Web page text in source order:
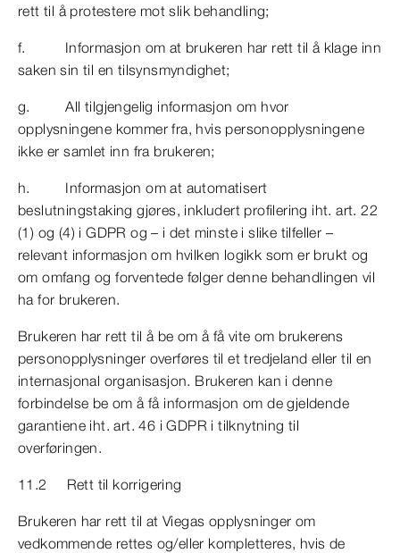
rett til å protestere mot slik behandling;
f. Informasjon om at brukeren har rett til å klage inn
saken sin til en tilsynsmyndighet;
g. All tilgjengelig informasjon om hvor
opplysningene kommer fra, hvis personopplysningene
ikke er samlet inn fra brukeren;
h. Informasjon om at automatisert
beslutningstaking gjøres, inkludert profilering iht. art. 22
(1) og (4) i GDPR og – i det minste i slike tilfeller –
relevant informasjon om hvilken logikk som er brukt og
om omfang og forventede følger denne behandlingen vil
ha for brukeren.
Brukeren har rett til å be om å få vite om brukerens
personopplysninger overføres til et tredjeland eller til en
internasjonal organisasjon. Brukeren kan i denne
forbindelse be om å få informasjon om de gjeldende
garantiene iht. art. 46 i GDPR i tilknytning til
overføringen.
11.2 Rett til korrigering
Brukeren har rett til at Viegas opplysninger om
vedkommende rettes og/eller kompletteres, hvis de